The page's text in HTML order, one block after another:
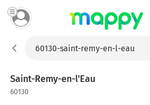
Saint-Remy-en-l'Eau
60130